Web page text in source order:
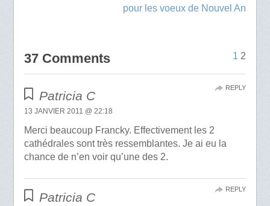
pour les voeux de Nouvel An
37 Comments 1 2
Patricia C
13 JANVIER 2011 @ 22:18
Merci beaucoup Francky. Effectivement les 2
cathédrales sont très ressemblantes. Je ai eu la
chance de n’en voir qu’une des 2.
REPLY
Patricia C
REPLY